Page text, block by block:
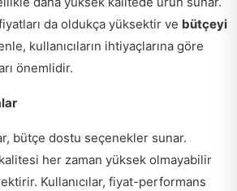
da oldukça yüksektir ve bütçeyi
kullanıcıların ihtiyaçlarına göre
önemlidir.
bütçe dostu seçenekler sunar.
her zaman yüksek olmayabilir
Kullanıcılar, fiyat-performans